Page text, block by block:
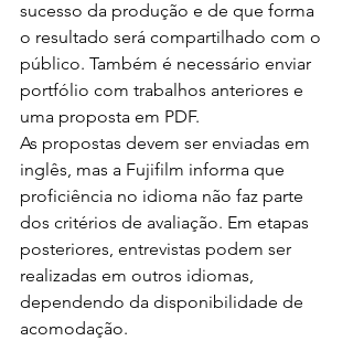
sucesso da produção e de que forma
o resultado será compartilhado com o
público. Também é necessário enviar
portfólio com trabalhos anteriores e
uma proposta em PDF.
As propostas devem ser enviadas em
inglês, mas a Fujifilm informa que
proficiência no idioma não faz parte
dos critérios de avaliação. Em etapas
posteriores, entrevistas podem ser
realizadas em outros idiomas,
dependendo da disponibilidade de
acomodação.